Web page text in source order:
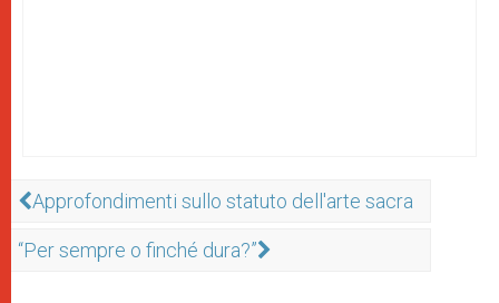
Approfondimenti sullo statuto dell'arte sacra
“Per sempre o finché dura?”